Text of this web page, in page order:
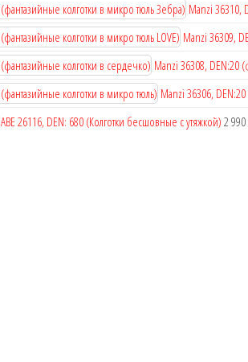
Manzi 36310,
Manzi 36309,
Manzi 36308, DEN:20
Manzi 36306,
ABE 26116, DEN: 680 (Колготки бесшовные с утяжкой) 2 990